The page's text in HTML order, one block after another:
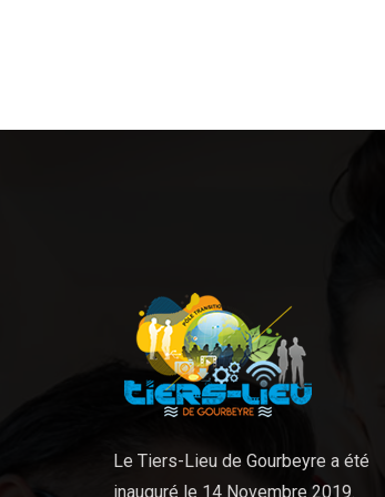
Le Tiers-Lieu de Gourbeyre a été
inauguré le 14 Novembre 2019.